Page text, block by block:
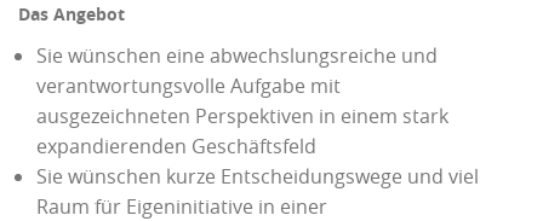
Das Angebot
Sie wünschen eine abwechslungsreiche und
verantwortungsvolle Aufgabe mit
ausgezeichneten Perspektiven in einem stark
expandierenden Geschäftsfeld
Sie wünschen kurze Entscheidungswege und viel
Raum für Eigeninitiative in einer